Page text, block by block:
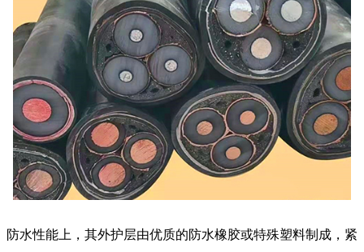
防水性能上，其外护层由优质的防水橡胶或特殊塑料制成，紧